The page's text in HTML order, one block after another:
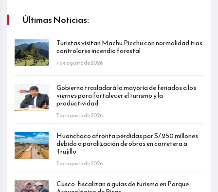
Últimas Noticias:
Turistas visitan Machu Picchu con normalidad tras
controlarse incendio forestal
7 de agosto de 2026
Gobierno trasladará la mayoría de feriados a los
viernes para fortalecer el turismo y la
productividad
7 de agosto de 2026
Huanchaco afronta pérdidas por S/ 250 millones
debido a paralización de obras en carretera a
Trujillo
7 de agosto de 2026
Cusco: fiscalizan a guías de turismo en Parque